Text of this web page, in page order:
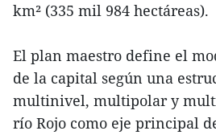
km² (335 mil 984 hectáreas).
El plan maestro define el
de la capital según una
multinivel, multipolar y
río Rojo como eje principal